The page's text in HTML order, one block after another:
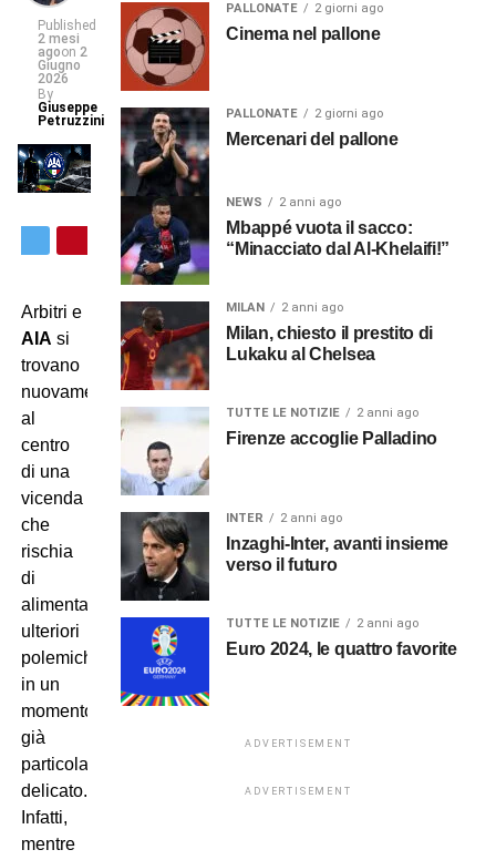
Published
2 mesi
agoon 2
Giugno
2026
By
Giuseppe
Petruzzini
Arbitri e
AIA si
trovano
nuovamente
al
centro
di una
vicenda
che
rischia
di
alimentare
ulteriori
polemiche
in un
momento
già
particolarmente
delicato.
Infatti,
mentre
PALLONATE 2 giorni ago
Cinema nel pallone
PALLONATE 2 giorni ago
Mercenari del pallone
NEWS 2 anni ago
Mbappé vuota il sacco:
“Minacciato dal Al-Khelaifi!”
MILAN 2 anni ago
Milan, chiesto il prestito di
Lukaku al Chelsea
TUTTE LE NOTIZIE 2 anni ago
Firenze accoglie Palladino
INTER 2 anni ago
Inzaghi-Inter, avanti insieme
verso il futuro
TUTTE LE NOTIZIE 2 anni ago
Euro 2024, le quattro favorite
ADVERTISEMENT
ADVERTISEMENT